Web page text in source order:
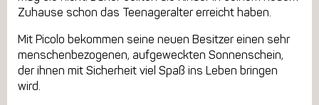
Zuhause schon das Teenageralter erreicht haben.
Mit Picolo bekommen seine neuen Besitzer einen sehr
menschenbezogenen, aufgeweckten Sonnenschein,
der ihnen mit Sicherheit viel Spaß ins Leben bringen
wird.